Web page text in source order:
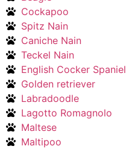
Cockapoo
Spitz Nain
Caniche Nain
Teckel Nain
English Cocker Spaniel
Golden retriever
Labradoodle
Lagotto Romagnolo
Maltese
Maltipoo